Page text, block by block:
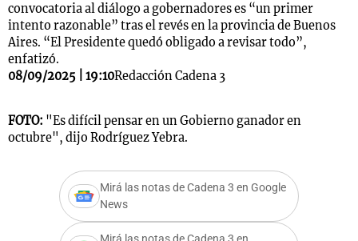
convocatoria al diálogo a gobernadores es “un primer
intento razonable” tras el revés en la provincia de Buenos
Aires. “El Presidente quedó obligado a revisar todo”,
enfatizó.
08/09/2025 | 19:10Redacción Cadena 3
FOTO: "Es difícil pensar en un Gobierno ganador en
octubre", dijo Rodríguez Yebra.
Mirá las notas de Cadena 3 en Google
News